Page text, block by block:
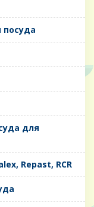
посуда
для
Repast, RCR